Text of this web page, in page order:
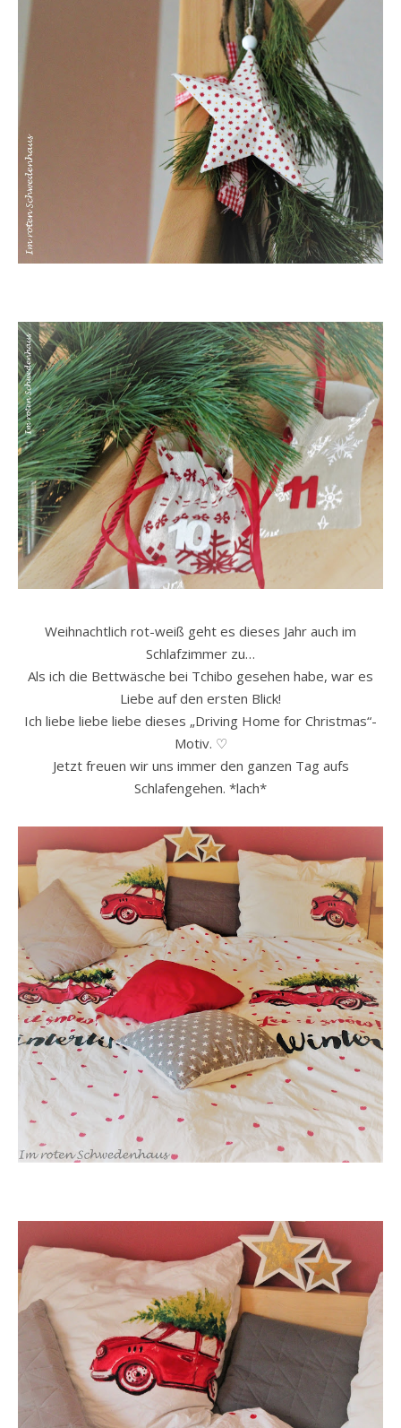
Weihnachtlich rot-weiß geht es dieses Jahr auch im
Schlafzimmer zu…
Als ich die Bettwäsche bei Tchibo gesehen habe, war es
Liebe auf den ersten Blick!
Ich liebe liebe liebe dieses „Driving Home for Christmas“-
Motiv. ♡
Jetzt freuen wir uns immer den ganzen Tag aufs
Schlafengehen. *lach*